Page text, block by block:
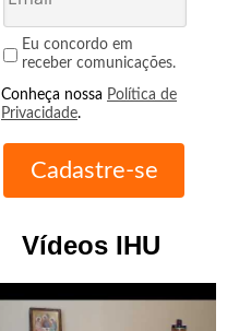
Eu concordo em
receber comunicações.
Conheça nossa Política de
Privacidade.
Vídeos IHU